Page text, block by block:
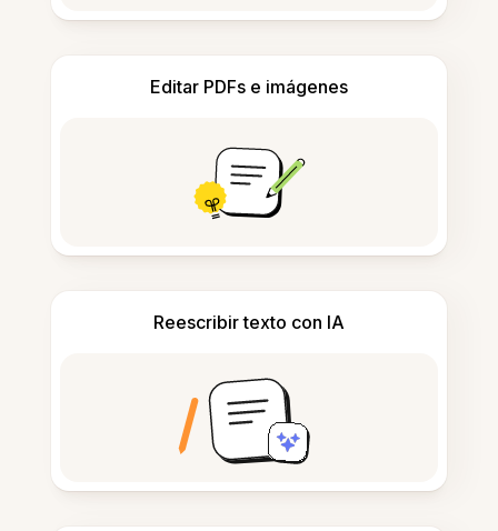
Editar PDFs e imágenes
Reescribir texto con IA